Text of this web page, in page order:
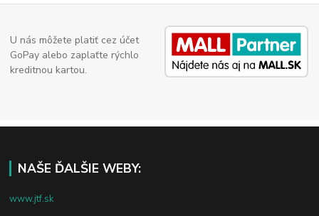
U nás môžete platiť cez účet
GoPay alebo zaplaťte rýchlo
kreditnou kartou.
NAŠE ĎALŠIE WEBY:
www.jtf.sk